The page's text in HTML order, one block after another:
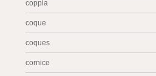
coppia
coque
coques
cornice